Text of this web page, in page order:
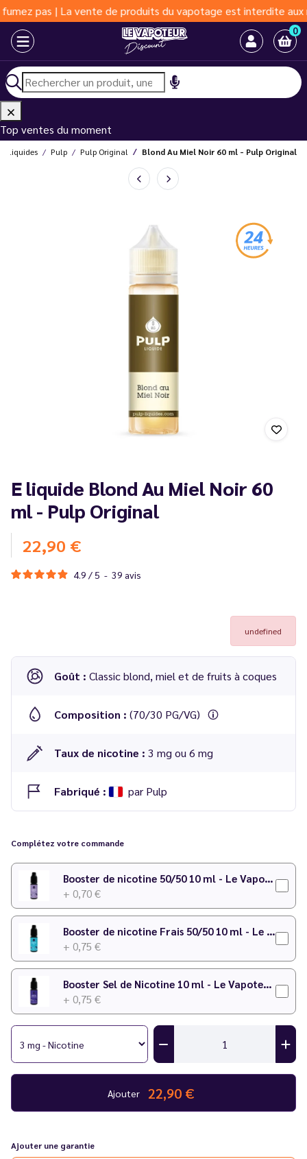
| La vente de produits du vapotage est interdite aux moins
0
Top ventes du moment
E-liquides Pulp Pulp Original Blond Au Miel Noir 60 ml - Pulp Original
E liquide Blond Au Miel Noir 60
ml - Pulp Original
22,90 €
4.9 / 5 - 39 avis
undefined
Goût : Classic blond, miel et de fruits à coques
Composition : (70/30 PG/VG)
Taux de nicotine : 3 mg ou 6 mg
Fabriqué : par Pulp
Pulp
-3 mg: flacon de 75 ml rempli à hauteur de 50 ml
accompagné d'un booster de nicotine dosé à 18mg/ml
-6 mg: flacon de 75 ml rempli à hauteur de 40 ml
accompagné de deux boosters de nicotine dosés à 18mg/ml
Complétez votre commande
Booster de nicotine 50/50 10 ml - Le Vapoteur Discount
+ 0,70 €
Booster de nicotine Frais 50/50 10 ml - Le Vapoteur Discount
+ 0,75 €
Booster Sel de Nicotine 10 ml - Le Vapoteur Discount
+ 0,75 €
Ajouter 22,90 €
Ajouter une garantie